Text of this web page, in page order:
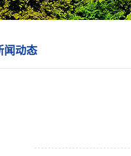
闻动态